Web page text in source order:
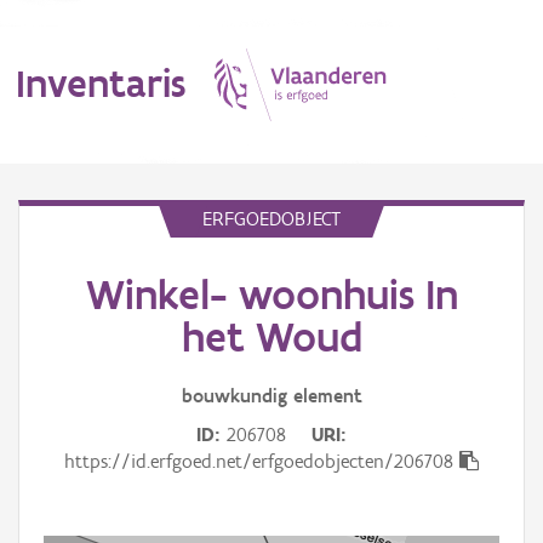
Inventaris
Erfgoedobject
Thema
ERFGOEDOBJECT
Winkel- woonhuis In
het Woud
bouwkundig element
ID 206708
URI
https://id.erfgoed.net/erfgoedobjecten/206708